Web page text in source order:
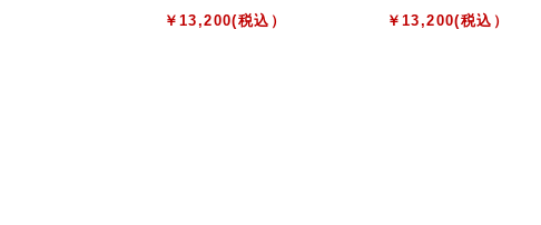
ユニセックス 26S-004
￥ 13,200(税込）
W's Classic Skort レディ
￥ 13,200(税込）